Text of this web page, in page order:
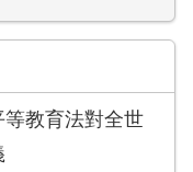
教育法對全世